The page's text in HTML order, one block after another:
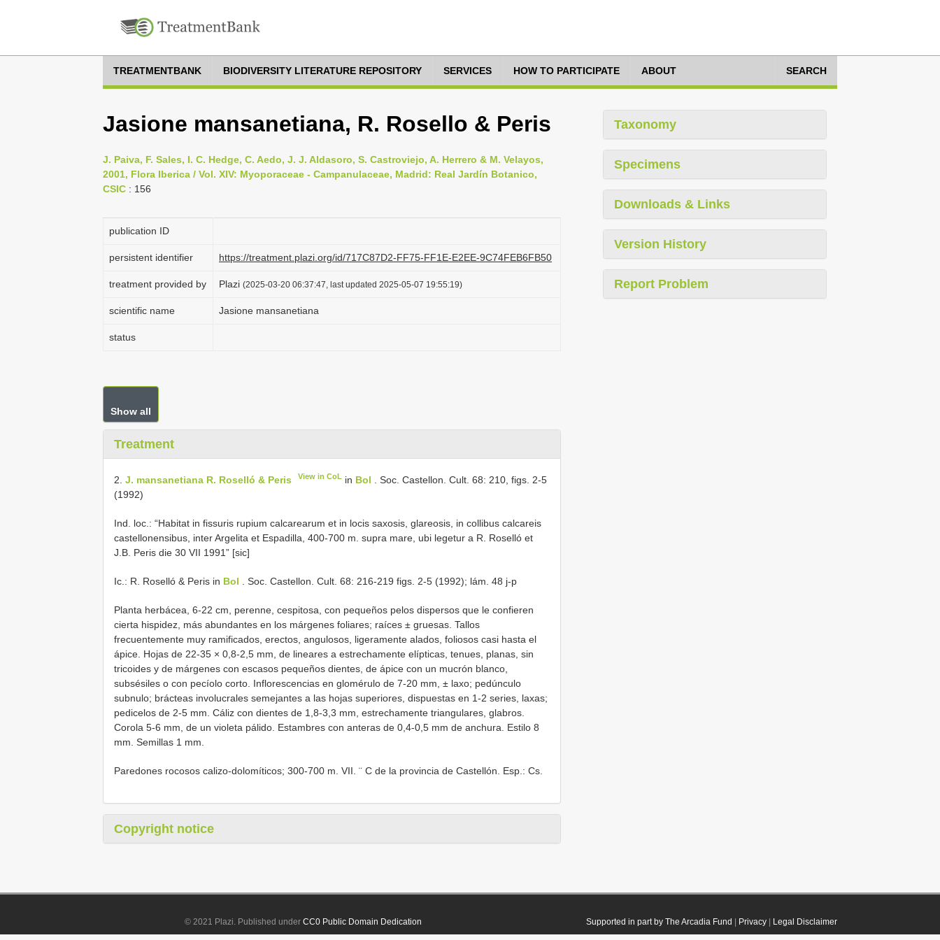
TREATMENTBANK BIODIVERSITY LITERATURE REPOSITORY SERVICES HOW TO PARTICIPATE ABOUT SEARCH
Jasione mansanetiana, R. Rosello & Peris
J. Paiva, F. Sales, I. C. Hedge, C. Aedo, J. J. Aldasoro, S. Castroviejo, A. Herrero & M. Velayos,
2001, Flora Iberica / Vol. XIV: Myoporaceae - Campanulaceae, Madrid: Real Jardín Botanico,
CSIC : 156
publication ID
persistent identifier https://treatment.plazi.org/id/717C87D2-FF75-FF1E-E2EE-9C74FEB6FB50
treatment provided by Plazi (2025-03-20 06:37:47, last updated 2025-05-07 19:55:19)
scientific name Jasione mansanetiana
status
Show all
Treatment
2. J. mansanetiana R. Roselló & Peris View in CoL in Bol . Soc. Castellon. Cult. 68: 210, figs. 2-5
(1992)
Ind. loc.: “Habitat in fissuris rupium calcarearum et in locis saxosis, glareosis, in collibus calcareis
castellonensibus, inter Argelita et Espadilla, 400-700 m. supra mare, ubi legetur a R. Roselló et
J.B. Peris die 30 VII 1991” [sic]
Ic.: R. Roselló & Peris in Bol . Soc. Castellon. Cult. 68: 216-219 figs. 2-5 (1992); lám. 48 j-p
Planta herbácea, 6-22 cm, perenne, cespitosa, con pequeños pelos dispersos que le confieren
cierta hispidez, más abundantes en los márgenes foliares; raíces ± gruesas. Tallos
frecuentemente muy ramificados, erectos, angulosos, ligeramente alados, foliosos casi hasta el
ápice. Hojas de 22-35 × 0,8-2,5 mm, de lineares a estrechamente elípticas, tenues, planas, sin
tricoides y de márgenes con escasos pequeños dientes, de ápice con un mucrón blanco,
subsésiles o con pecíolo corto. Inflorescencias en glomérulo de 7-20 mm, ± laxo; pedúnculo
subnulo; brácteas involucrales semejantes a las hojas superiores, dispuestas en 1-2 series, laxas;
pedicelos de 2-5 mm. Cáliz con dientes de 1,8-3,3 mm, estrechamente triangulares, glabros.
Corola 5-6 mm, de un violeta pálido. Estambres con anteras de 0,4-0,5 mm de anchura. Estilo 8
mm. Semillas 1 mm.
Paredones rocosos calizo-dolomíticos; 300-700 m. VII. ¨ C de la provincia de Castellón. Esp.: Cs.
Copyright notice
Taxonomy
Specimens
Downloads & Links
Version History
Report Problem
Supported in part by The Arcadia Fund Privacy| Legal Disclaimer
© 2021 Plazi. Published underCC0 Public Domain Dedication